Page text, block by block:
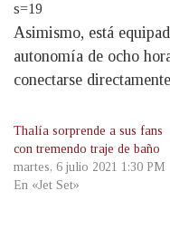
s=19
Asimismo, está
autonomía de ocho
conectarse
Thalía sorprende a sus fans
con tremendo traje de baño
martes, 6 julio 2021 1:30 PM
En «Jet Set»